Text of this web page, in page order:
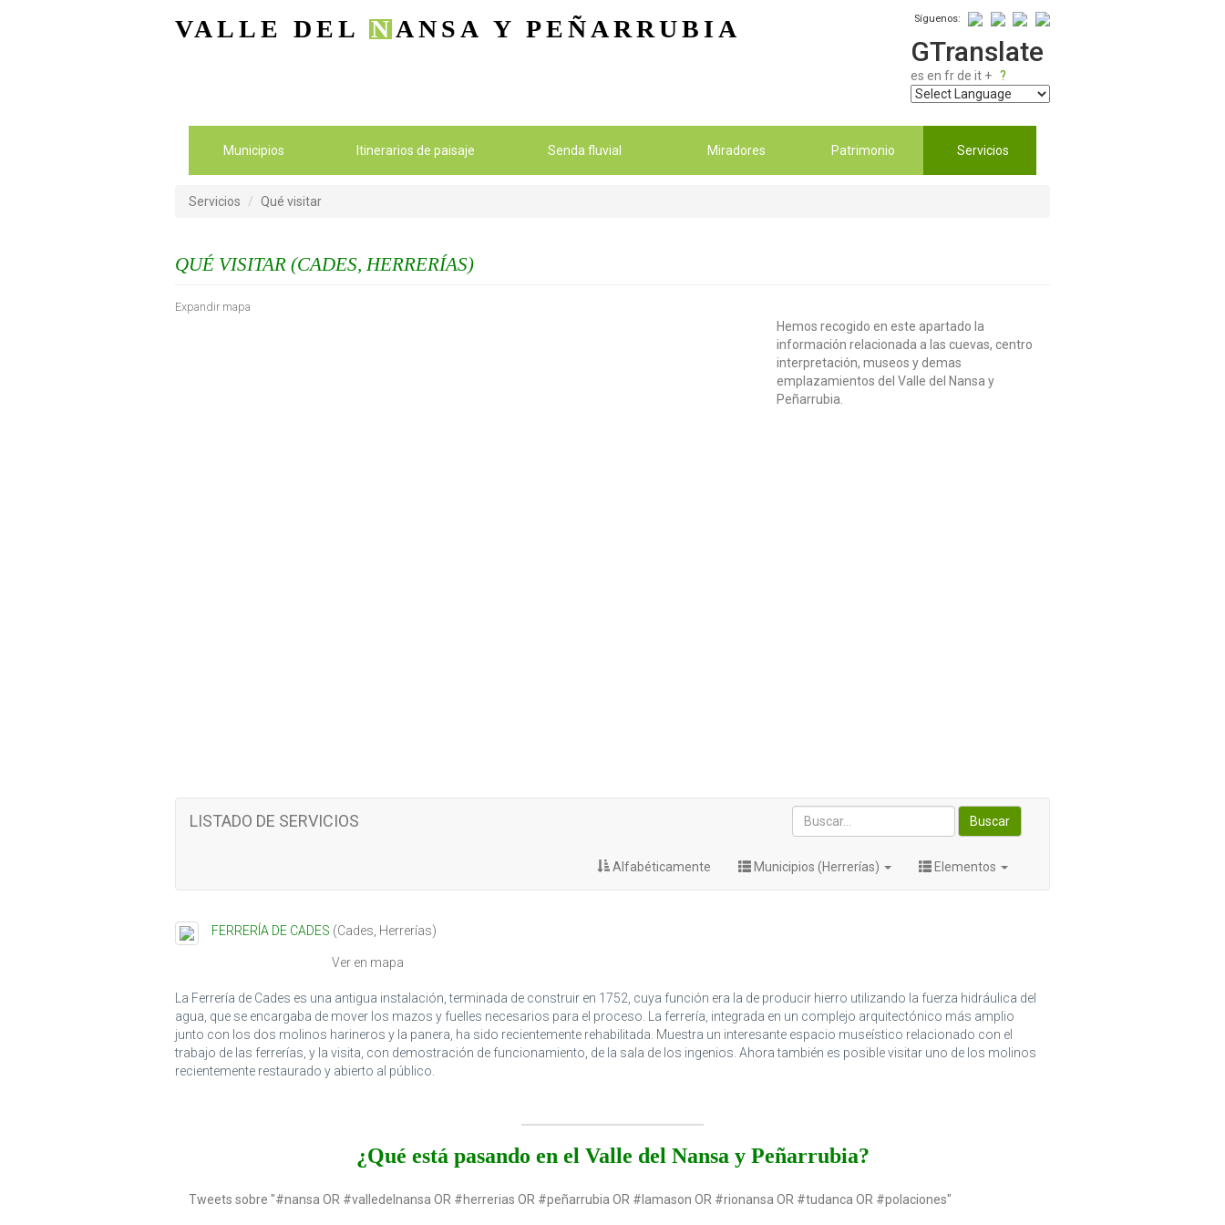
VALLE DEL NANSA Y PEÑARRUBIA Síguenos:
GTranslate
es en fr de it + ?
Municipios Itinerarios de paisaje Senda fluvial Miradores Patrimonio Servicios
Servicios Qué visitar
QUÉ VISITAR (CADES, HERRERÍAS)
Expandir mapa
Hemos recogido en este apartado la
información relacionada a las cuevas, centro
interpretación, museos y demas
emplazamientos del Valle del Nansa y
Peñarrubia.
LISTADO DE SERVICIOS Buscar
Alfabéticamente Municipios (Herrerías) Elementos
FERRERÍA DE CADES (Cades Herrerías)
Ver en mapa
La Ferrería de Cades es una antigua instalación, terminada de construir en 1752, cuya función era la de producir hierro utilizando la fuerza hidráulica del
agua, que se encargaba de mover los mazos y fuelles necesarios para el proceso. La ferrería, integrada en un complejo arquitectónico más amplio
junto con los dos molinos harineros y la panera, ha sido recientemente rehabilitada. Muestra un interesante espacio museístico relacionado con el
trabajo de las ferrerías, y la visita, con demostración de funcionamiento, de la sala de los ingenios. Ahora también es posible visitar uno de los molinos
recientemente restaurado y abierto al público.
¿Qué está pasando en el Valle del Nansa y Peñarrubia?
Tweets sobre "#nansa OR #valledelnansa OR #herrerias OR #peñarrubia OR #lamason OR #rionansa OR #tudanca OR #polaciones"